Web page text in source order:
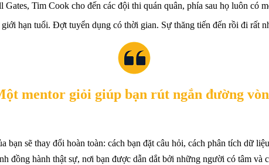
Tim Cook cho đến các đội thi quán quân, phía sau họ luôn có
hạn tuổi. Đợt tuyển dụng có thời gian. Sự thăng tiến đến rồi đi rất
mentor giỏi giúp bạn rút ngắn đường
sẽ thay đổi hoàn toàn: cách bạn đặt câu hỏi, cách phân tích dữ
hành thật sự, nơi bạn được dẫn dắt bởi những người có tâm và